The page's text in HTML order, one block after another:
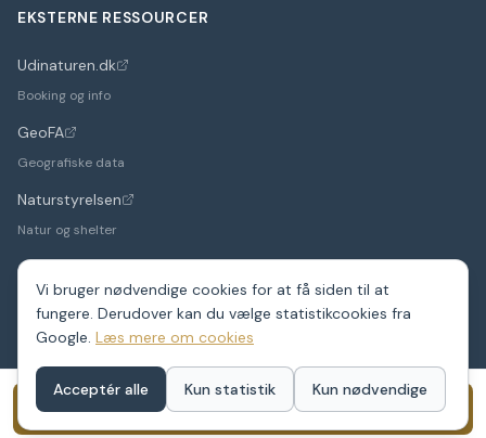
Vi bruger nødvendige cookies for at få siden til at
fungere. Derudover kan du vælge statistikcookies fra
Google. Læs mere om cookies
Acceptér alle Kun statistik Kun nødvendige
Book dette shelter
EKSTERNE RESSOURCER
Udinaturen.dk
(åbner i nyt faneblad)
Booking og info
GeoFA
(åbner i nyt faneblad)
Geografiske data
Naturstyrelsen
(åbner i nyt faneblad)
Natur og shelter
2026ShelterDK. Et hobbyprojekt – data fra GeoFA og andre
Shelters i hele Danmark